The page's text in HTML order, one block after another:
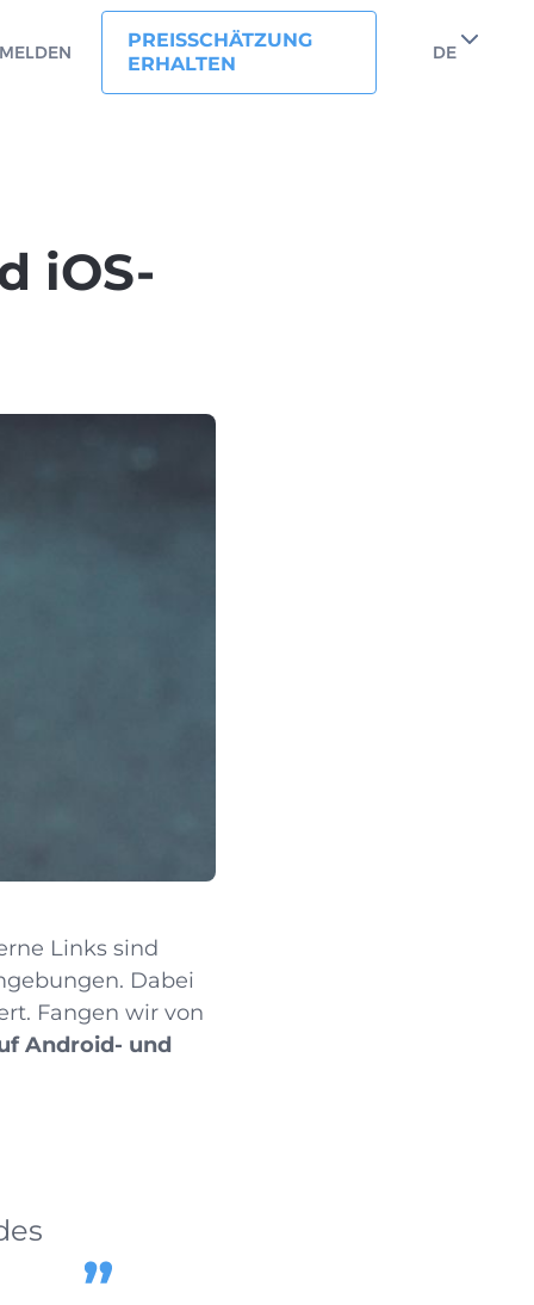
PREISSCHÄTZUNG
ERHALTEN
DE
iOS-
Links sind
Dabei
Fangen wir von
Android- und